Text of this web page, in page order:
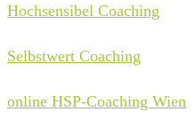
Hochsensibel Coaching
Selbstwert Coaching
online HSP-Coaching Wien